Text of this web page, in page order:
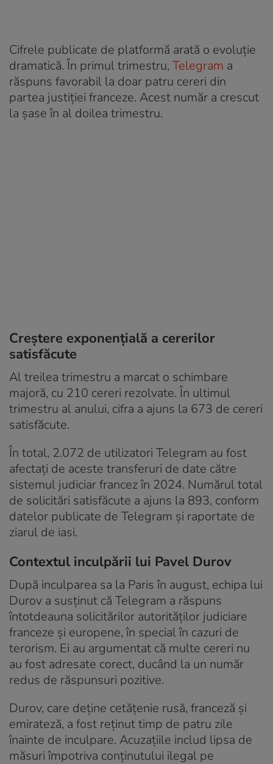
Cifrele publicate de platformă arată o evoluție
dramatică. În primul trimestru, Telegram a
răspuns favorabil la doar patru cereri din
partea justiției franceze. Acest număr a crescut
la șase în al doilea trimestru.
Creștere exponențială a cererilor
satisfăcute
Al treilea trimestru a marcat o schimbare
majoră, cu 210 cereri rezolvate. În ultimul
trimestru al anului, cifra a ajuns la 673 de cereri
satisfăcute.
În total, 2.072 de utilizatori Telegram au fost
afectați de aceste transferuri de date către
sistemul judiciar francez în 2024. Numărul total
de solicitări satisfăcute a ajuns la 893, conform
datelor publicate de Telegram și raportate de
ziarul de iasi.
Contextul inculpării lui Pavel Durov
După inculparea sa la Paris în august, echipa lui
Durov a susținut că Telegram a răspuns
întotdeauna solicitărilor autorităților judiciare
franceze și europene, în special în cazuri de
terorism. Ei au argumentat că multe cereri nu
au fost adresate corect, ducând la un număr
redus de răspunsuri pozitive.
Durov, care deține cetățenie rusă, franceză și
emirateză, a fost reținut timp de patru zile
înainte de inculpare. Acuzațiile includ lipsa de
măsuri împotriva conținutului ilegal pe